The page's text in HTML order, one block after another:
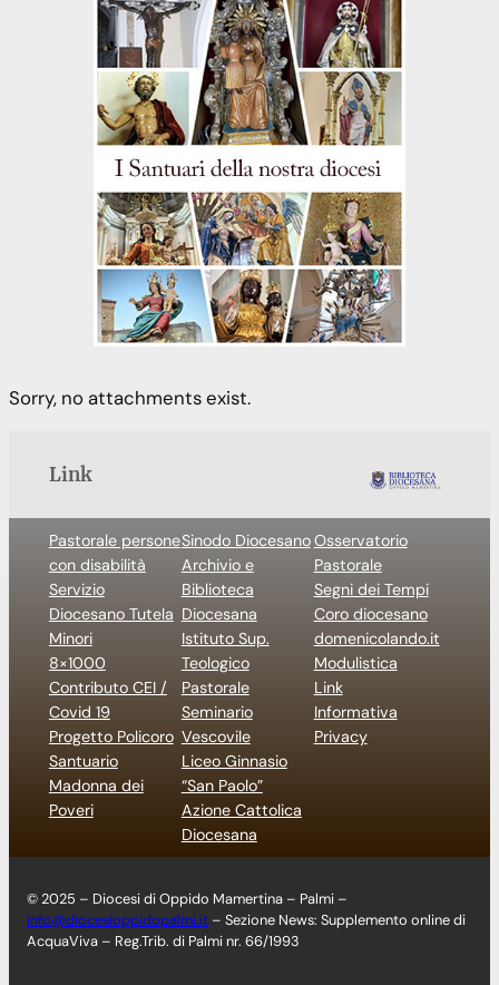
Sorry, no attachments exist.
Link
Pastorale persone
con disabilità
Servizio
Diocesano Tutela
Minori
8×1000
Contributo CEI /
Covid 19
Progetto Policoro
Santuario
Madonna dei
Poveri
Sinodo Diocesano
Archivio e
Biblioteca
Diocesana
Istituto Sup.
Teologico
Pastorale
Seminario
Vescovile
Liceo Ginnasio
“San Paolo”
Azione Cattolica
Diocesana
Osservatorio
Pastorale
Segni dei Tempi
Coro diocesano
domenicolando.it
Modulistica
Link
Informativa
Privacy
© 2025 – Diocesi di Oppido Mamertina – Palmi –
info@diocesioppidopalmi.it – Sezione News: Supplemento online di
AcquaViva – Reg.Trib. di Palmi nr. 66/1993